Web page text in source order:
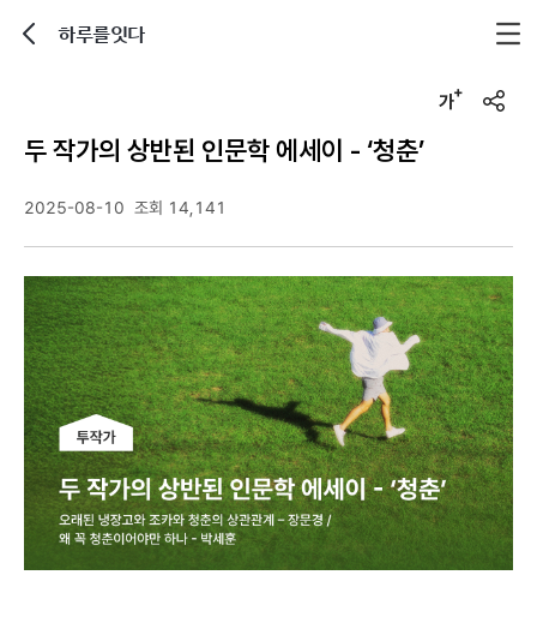
하루를잇다
u
두 작가의 상반된 인문학 에세이 - ‘청춘’
2025-08-10 조회 14,141